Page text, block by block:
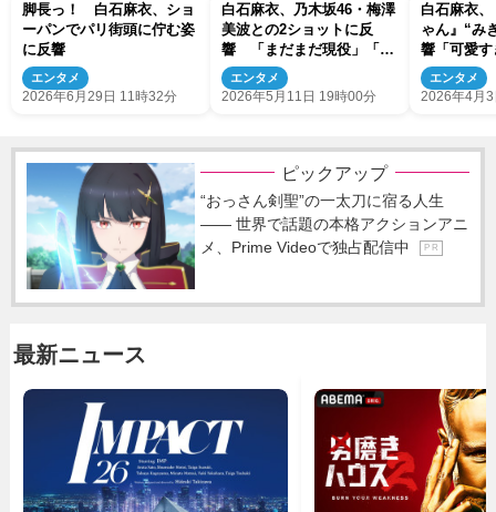
脚長っ！ 白石麻衣、ショ
ーパンでパリ街頭に佇む姿
に反響
エンタメ
2026年6月29日 11時32分
白石麻衣、乃木坂46・梅澤
美波との2ショットに反
響 「まだまだ現役」「美
しすぎる」
エンタメ
2026年5月11日 19時00分
白石麻衣
ゃん』“み
響「可愛す
エンタメ
2026年4月
ピックアップ
“おっさん剣聖”の一太刀に宿る人生
―― 世界で話題の本格アクションアニ
メ、Prime Videoで独占配信中
P R
最新ニュース